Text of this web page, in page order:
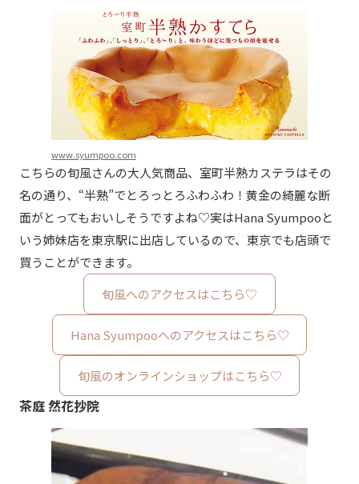
www.syumpoo.com
こちらの旬風さんの大人気商品、室町半熟カステラはその
名の通り、“半熟”でとろっとろふわふわ！黄金の綺麗な断
面がとってもおいしそうですよね♡実はHana Syumpooと
いう姉妹店を東京駅に出店しているので、東京でも店頭で
買うことができます。
旬風へのアクセスはこちら♡
Hana Syumpooへのアクセスはこちら♡
旬風のオンラインショップはこちら♡
茶庭 然花抄院